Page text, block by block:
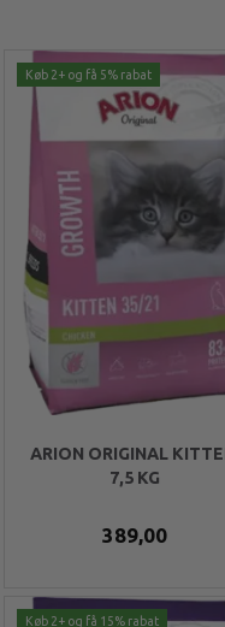
Køb 2+ og få 5% rabat
ARION ORIGINAL
7,5 KG
389,00
Køb 2+ og få 15% rabat